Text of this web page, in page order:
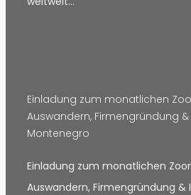
Einladung zum monatlichen
Auswandern, Firmengründung
Montenegro
Einladung zum monatlichen
Auswandern, Firmengründung